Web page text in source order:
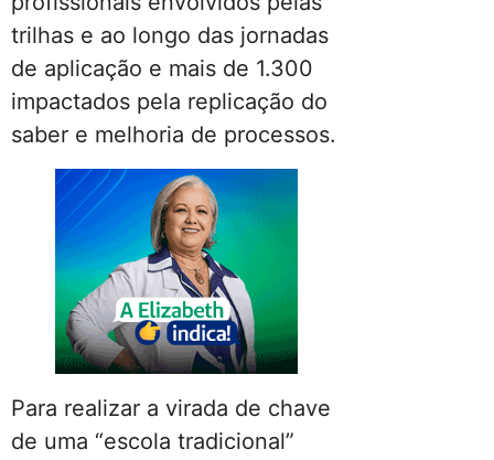
trilhas e ao longo das jornadas
de aplicação e mais de 1.300
impactados pela replicação do
saber e melhoria de processos.
Para realizar a virada de chave
de uma “escola tradicional”